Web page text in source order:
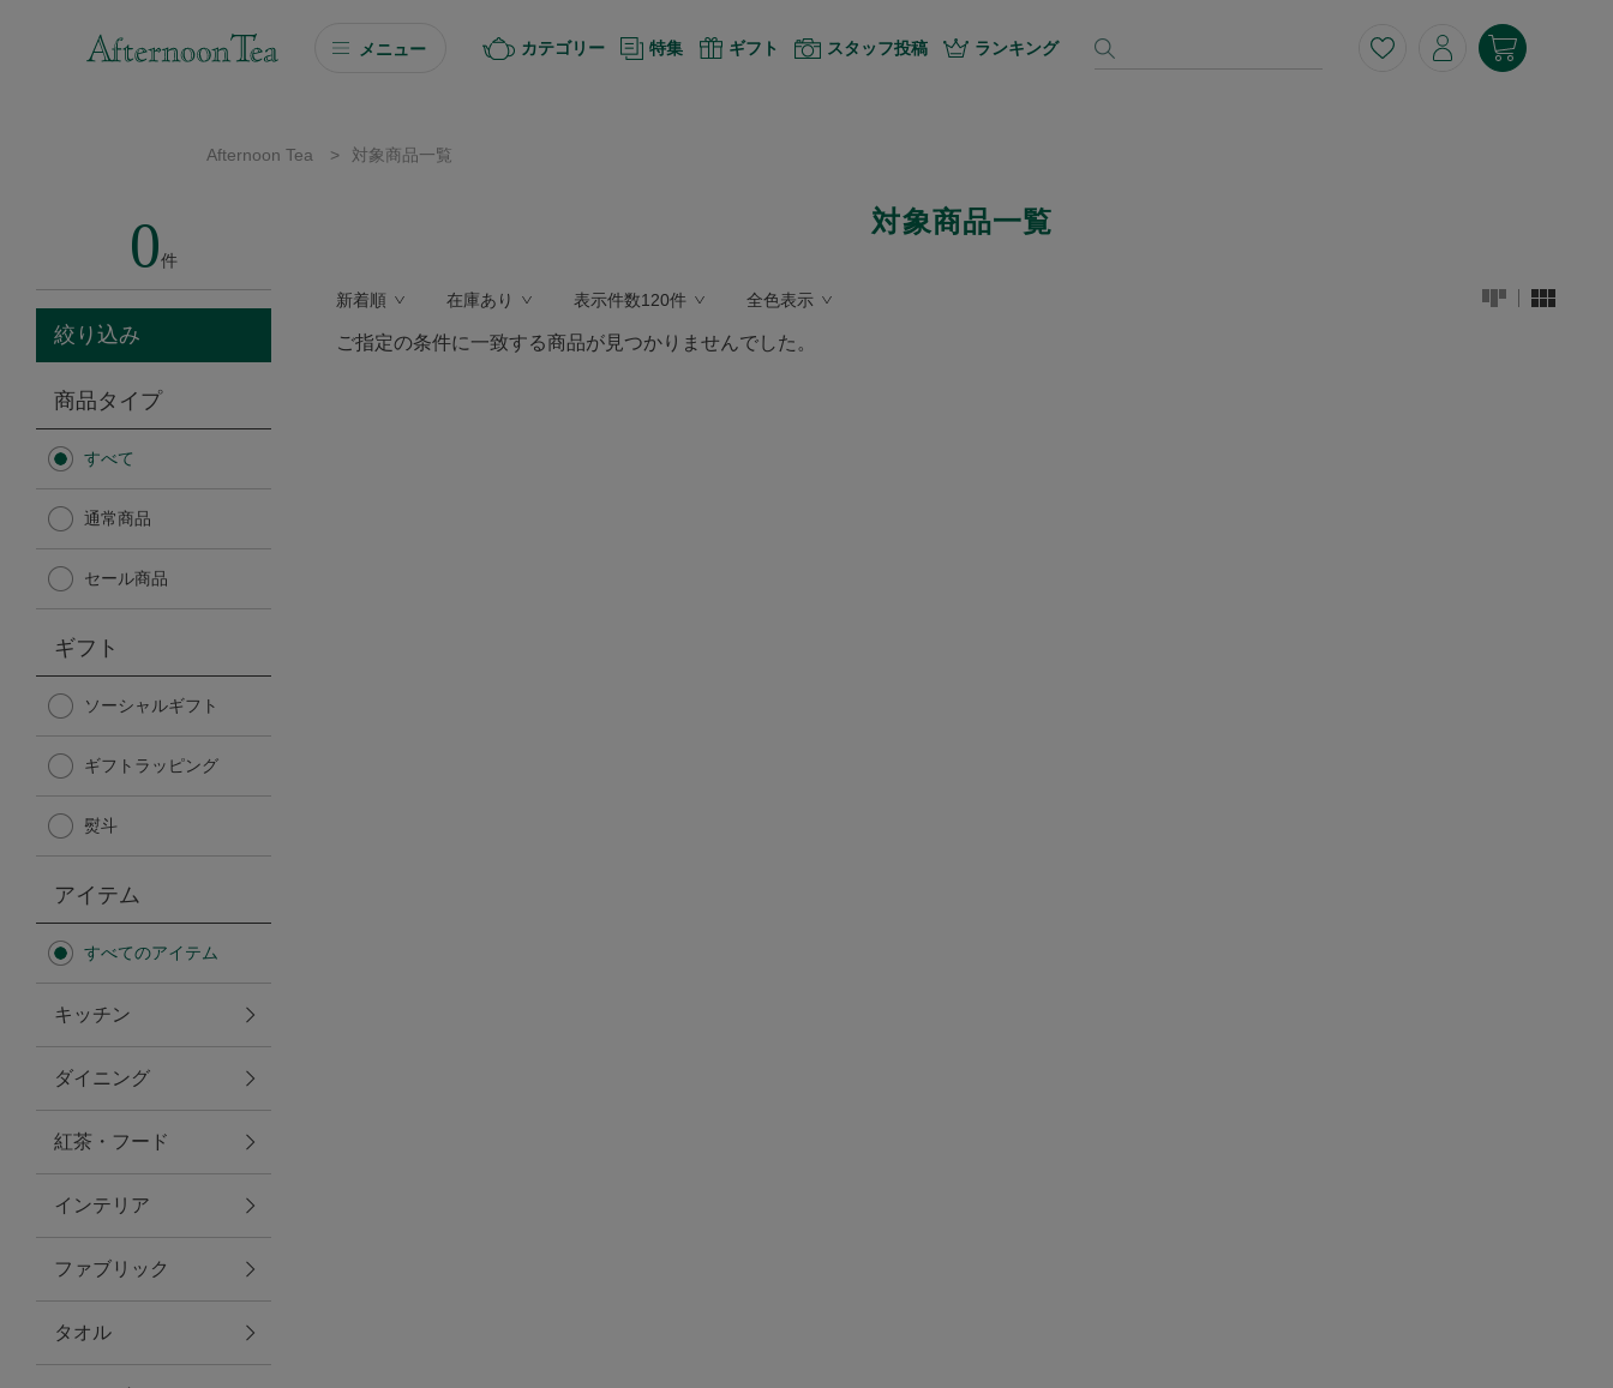
メニュー
ソーシャルギフト
カタログギフト
Afternoon Tea TEAROOM
Afternoon Tea TEAROOM
日傘
保冷バッグ
無重力シリーズ
トラベルグッズ
ランチ
バッグ
キッチン・ダイニング
カテゴリー 特集 ギフト スタッフ投稿 ランキング
Afternoon Tea > 対象商品一覧
0件
絞り込み
商品タイプ
すべて
通常商品
セール商品
ギフト
ソーシャルギフト
ギフトラッピング
熨斗
アイテム
すべてのアイテム
キッチン
ダイニング
紅茶・フード
インテリア
ファブリック
タオル
対象商品一覧
新着順 在庫あり 表示件数120件 全色表示
ご指定の条件に一致する商品が見つかりませんでした。